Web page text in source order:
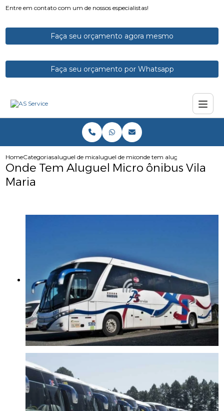
Entre em contato com um de nossos especialistas!
Faça seu orçamento agora mesmo
Faça seu orçamento por Whatsapp
HomeCategoriasaluguel de micro onibusaluguel de microonibusonde tem aluguel micro
Onde Tem Aluguel Micro ônibus Vila
Maria